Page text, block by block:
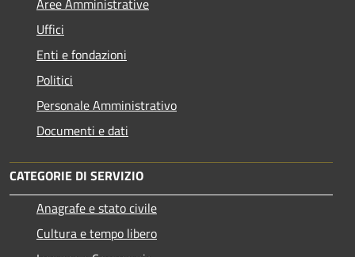
Uffici
Enti e fondazioni
Politici
Personale Amministrativo
Documenti e dati
CATEGORIE DI SERVIZIO
Anagrafe e stato civile
Cultura e tempo libero